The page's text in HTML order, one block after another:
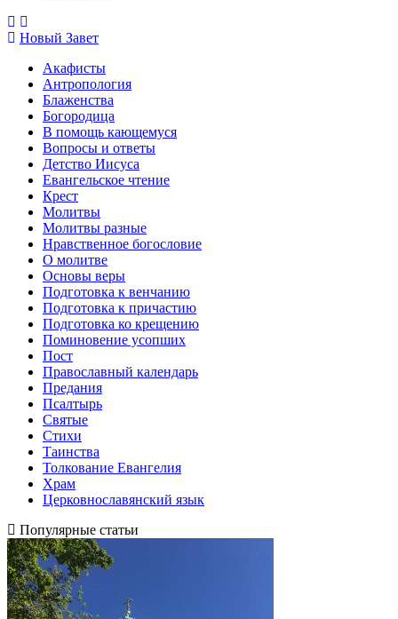
Новый Завет
Акафисты
Антропология
Блаженства
Богородица
В помощь кающемуся
Вопросы и ответы
Детство Иисуса
Евангельское чтение
Крест
Молитвы
Молитвы разные
Нравственное богословие
О молитве
Основы веры
Подготовка к венчанию
Подготовка к причастию
Подготовка ко крещению
Поминовение усопших
Пост
Православный календарь
Предания
Псалтырь
Святые
Стихи
Таинства
Толкование Евангелия
Храм
Церковнославянский язык
Популярные статьи